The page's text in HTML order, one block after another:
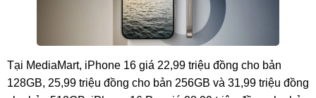
Tại MediaMart, iPhone 16 giá 22,99 triệu đồng cho bản
128GB, 25,99 triệu đồng cho bản 256GB và 31,99 triệu đồng